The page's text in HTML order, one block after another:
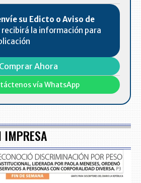
su Edicto o Aviso de
recibirá la información para
Comprar Ahora
vía WhatsApp
IMPRESA